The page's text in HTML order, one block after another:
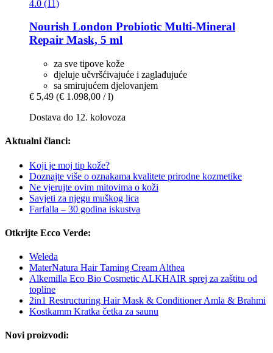
4.0 (11)
Nourish London Probiotic Multi-​Mineral
Repair Mask, 5 ml
za sve tipove kože
djeluje učvršćivajuće i zaglađujuće
sa smirujućem djelovanjem
€ 5,49 (€ 1.098,00 / l)
Dostava do 12. kolovoza
Aktualni članci:
Koji je moj tip kože?
Doznajte više o oznakama kvalitete prirodne kozmetike
Ne vjerujte ovim mitovima o koži
Savjeti za njegu muškog lica
Farfalla – 30 godina iskustva
Otkrijte Ecco Verde:
Weleda
MaterNatura Hair Taming Cream Althea
Alkemilla Eco Bio Cosmetic ALKHAIR sprej za zaštitu od
topline
2in1 Restructuring Hair Mask & Conditioner Amla & Brahmi
Kostkamm Kratka četka za saunu
Novi proizvodi: